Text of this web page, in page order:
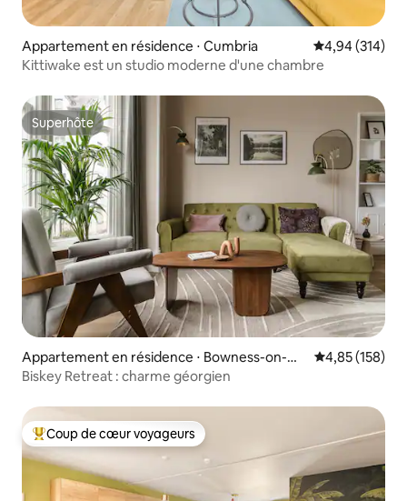
Appartement en résidence ⋅ Cumbria Évaluation
4,94 (314)
Kittiwake est un studio moderne d'une chambre
Superhôte
Superhôte
Appartement en résidence ⋅ Bowness-on-Wi
ndermere
Évaluation
4,85 (158)
Biskey Retreat : charme géorgien
Coups de cœur voyageurs les plus appréciés
Coup de cœur voyageurs